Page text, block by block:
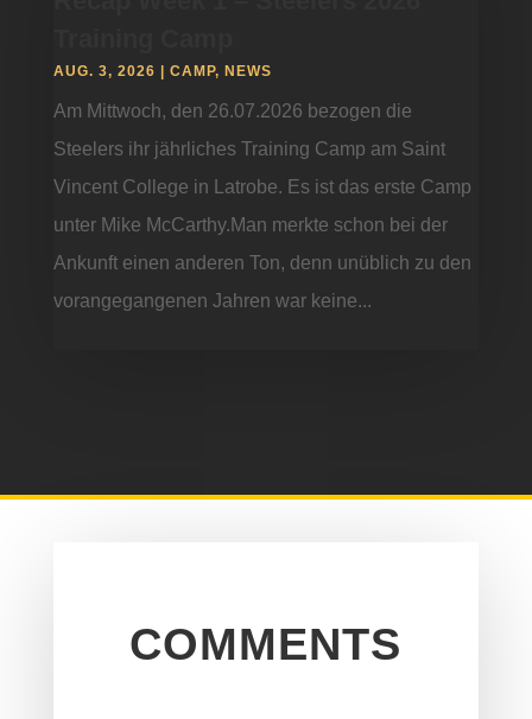
AUG. 3, 2026 CAMP, NEWS
Am Mittwoch, den 26.07.2026 bezogen die
Steelers ihr jährliches Training Camp am Saint
Vincent College in Latrobe. Es ist das erste Camp
unter Mike McCarthy.Man merkte schon bei der
Ankunft einen anderen Ton, denn unüblich zu den
vorangegangenen Jahren war keine...
COMMENTS